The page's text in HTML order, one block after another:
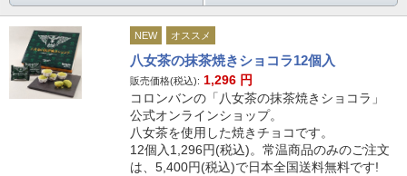
NEW オススメ
八女茶の抹茶焼きショコラ12個入
販売価格(税込): 1,296 円
コロンバンの「八女茶の抹茶焼きショコラ」
公式オンラインショップ。
八女茶を使用した焼きチョコです。
12個入1,296円(税込)。常温商品のみのご注文
は、5,400円(税込)で日本全国送料無料です!